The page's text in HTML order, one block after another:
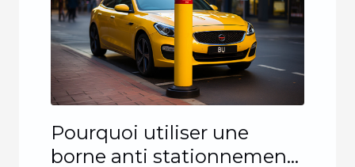
Pourquoi utiliser une
borne anti stationnement